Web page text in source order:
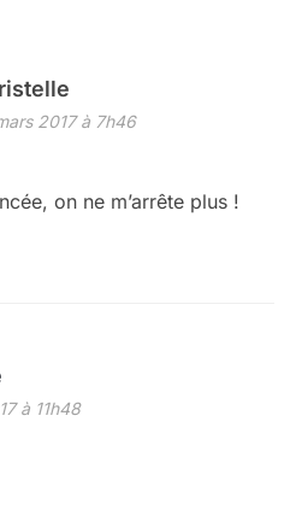
2017 à 7h46
on ne m’arrête plus !
à 11h48